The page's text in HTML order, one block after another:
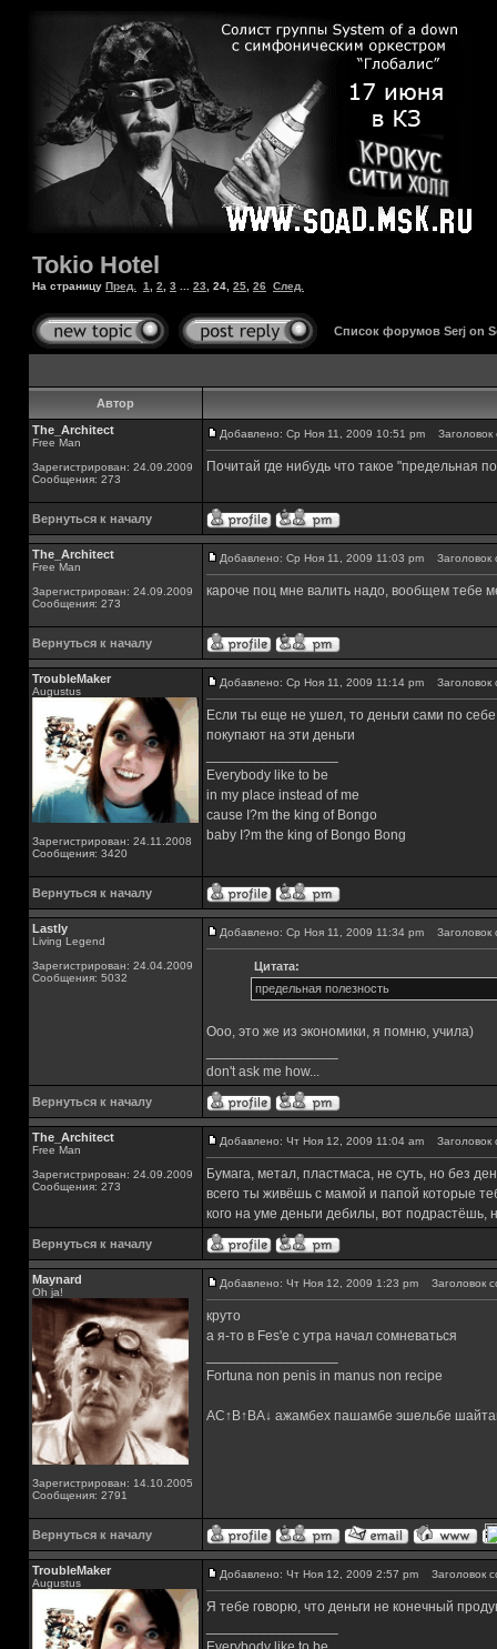
Tokio Hotel
На страницу Пред. 1 2 3 23 24 25 26 След.
Список форумов Serj on
Автор
The_Architect
Free Man
Зарегистрирован: 24.09.2009
Сообщения: 273
Добавлено: Ср Ноя 11, 2009 10:51 pm Заголовок
Почитай где нибудь что такое "предельная
Вернуться к началу
The_Architect
Free Man
Зарегистрирован: 24.09.2009
Сообщения: 273
Добавлено: Ср Ноя 11, 2009 11:03 pm Заголовок
кароче поц мне валить надо, вообщем тебе
Вернуться к началу
TroubleMaker
Augustus
Зарегистрирован: 24.11.2008
Сообщения: 3420
Добавлено: Ср Ноя 11, 2009 11:14 pm Заголовок
Если ты еще не ушел, то деньги сами по
покупают на эти деньги
Everybody like to be
in my place instead of me
cause I?m the king of Bongo
baby I?m the king of Bongo Bong
Вернуться к началу
Lastly
Living Legend
Зарегистрирован: 24.04.2009
Сообщения: 5032
Добавлено: Ср Ноя 11, 2009 11:34 pm Заголовок
Цитата:
предельная полезность
Ооо, это же из экономики, я помню, учила)
don't ask me how...
Вернуться к началу
The_Architect
Free Man
Зарегистрирован: 24.09.2009
Сообщения: 273
Добавлено: Чт Ноя 12, 2009 11:04 am Заголовок
Бумага, метал, пластмаса, не суть, но без
всего ты живёшь с мамой и папой которые
кого на уме деньги дебилы, вот подрастёшь,
Вернуться к началу
Maynard
Oh ja!
Зарегистрирован: 14.10.2005
Сообщения: 2791
Добавлено: Чт Ноя 12, 2009 1:23 pm Заголовок
круто
а я-то в Fes'e с утра начал сомневаться
Fortuna non penis in manus non recipe
AC↑B↑BA↓ ажамбех пашамбе эшельбе
Вернуться к началу
TroubleMaker
Augustus
Добавлено: Чт Ноя 12, 2009 2:57 pm Заголовок
Я тебе говорю, что деньги не конечный